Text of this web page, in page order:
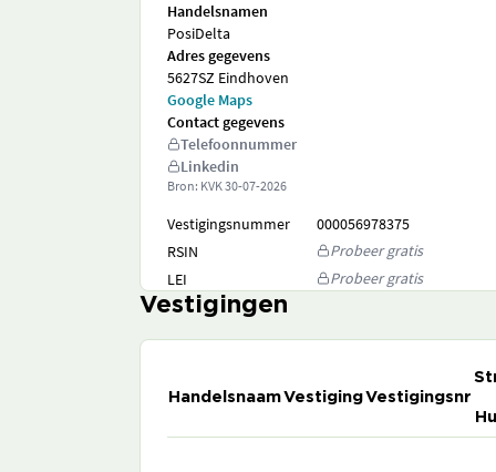
Handelsnamen
PosiDelta
Adres gegevens
5627SZ Eindhoven
Google Maps
Contact gegevens
Telefoonnummer
Linkedin
Bron: KVK30-07-2026
Vestigingsnummer
000056978375
RSIN
Probeer gratis
LEI
Probeer gratis
Vestigingen
HandelsnaamVestigingVestigingsnr